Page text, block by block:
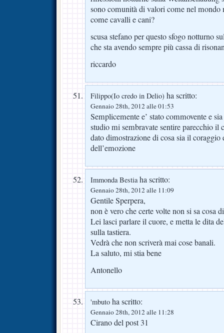
sono comunità di valori come nel mondo
come cavalli e cani?
scusa stefano per questo sfogo notturno
che sta avendo sempre più cassa di
riccardo
Filippo(Io credo in Delio) ha scritto:
Gennaio 28th, 2012 alle 01:53
Semplicemente e’ stato commovente e
studio mi sembravate sentire parecchio il
dato dimostrazione di cosa sia il
dell’emozione
Immonda Bestiaha scritto:
Gennaio 28th, 2012 alle 11:09
Gentile Sperpera,
non è vero che certe volte non si sa cosa
Lei lasci parlare il cuore, e metta le dita
sulla tastiera.
Vedrà che non scriverà mai cose banali.
La saluto, mi stia bene
Antonello
'mbuto ha scritto:
Gennaio 28th, 2012 alle 11:28
Cirano del post 31